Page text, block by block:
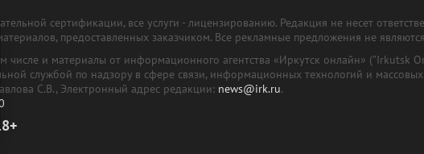
сертификации, все услуги - лицензированию. Редакция не несет
предоставленных заказчиком. Все рекламные предложения не
числе и материалы от информационного агентства «Иркутск онлайн»
службой по надзору в сфере связи, информационных технологий и
С.В., Электронный адрес редакции: news@irk.ru.
18+